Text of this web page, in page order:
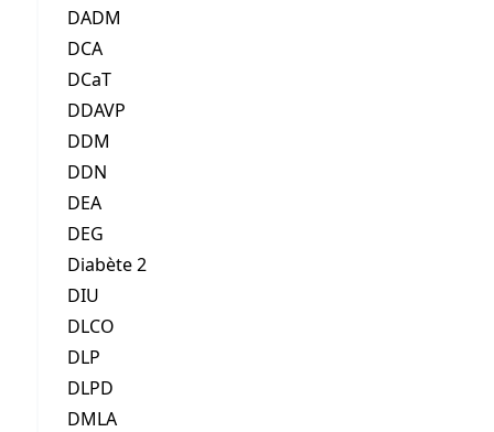
DADM
DCA
DCaT
DDAVP
DDM
DDN
DEA
DEG
Diabète 2
DIU
DLCO
DLP
DLPD
DMLA